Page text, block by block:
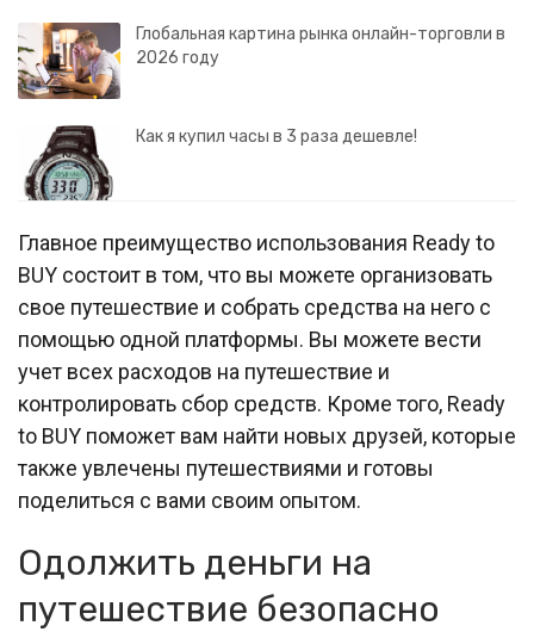
Глобальная картина рынка онлайн-торговли в
2026 году
Как я купил часы в 3 раза дешевле!
Главное преимущество использования Ready to
BUY состоит в том, что вы можете организовать
свое путешествие и собрать средства на него с
помощью одной платформы. Вы можете вести
учет всех расходов на путешествие и
контролировать сбор средств. Кроме того, Ready
to BUY поможет вам найти новых друзей, которые
также увлечены путешествиями и готовы
поделиться с вами своим опытом.
Одолжить деньги на
путешествие безопасно